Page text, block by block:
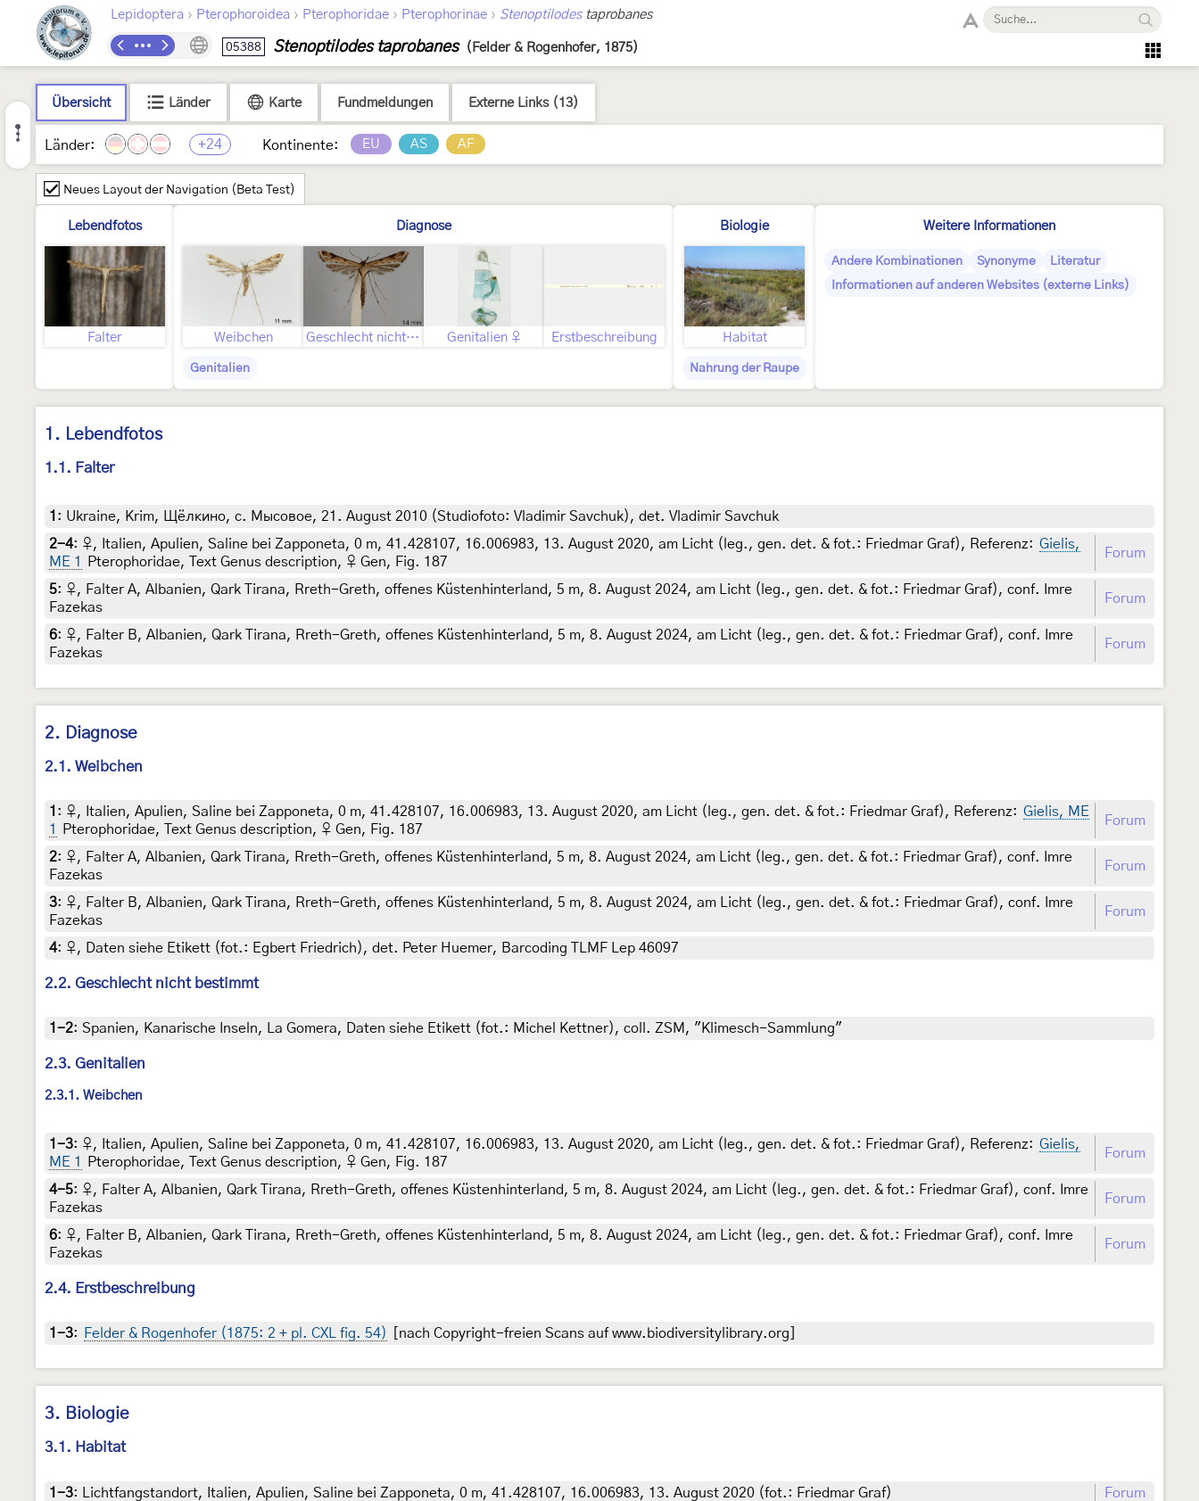
Lepidoptera › Pterophoroidea › Pterophoridae › Pterophorinae › Stenoptilodestaprobanes
05388 Stenoptilodes taprobanes (Felder & Rogenhofer, 1875)
Übersicht Länder Karte Fundmeldungen Externe Links (13)
Länder: +24 Kontinente: EU AS AF
Neues Layout der Navigation (Beta Test)
Lebendfotos
Falter
Diagnose
Weibchen Geschlecht nicht bestimmt Genitalien ♀ Erstbeschreibung
Genitalien
Biologie
Habitat
Nahrung der Raupe
Weitere Informationen
Andere Kombinationen Synonyme
Literatur
Informationen auf anderen Websites (externe Links)
1. Lebendfotos
1.1. Falter
1 : Ukraine, Krim, Щёлкино, с. Мысовое, 21. August 2010 (Studiofoto: Vladimir Savchuk), det. Vladimir Savchuk
2-4: ♀, Italien, Apulien, Saline bei Zapponeta, 0 m, 41.428107, 16.006983, 13. August 2020, am Licht (leg., gen. det. & fot.: Friedmar Graf), Referenz: Gielis,
ME 1
Pterophoridae, Text Genus description, ♀ Gen, Fig. 187
Forum
5: ♀, Falter A, Albanien, Qark Tirana, Rreth-Greth, offenes Küstenhinterland, 5 m, 8. August 2024, am Licht (leg., gen. det. & fot.: Friedmar Graf), conf. Imre
Fazekas
Forum
6: ♀, Falter B, Albanien, Qark Tirana, Rreth-Greth, offenes Küstenhinterland, 5 m, 8. August 2024, am Licht (leg., gen. det. & fot.: Friedmar Graf), conf. Imre
Fazekas
Forum
2. Diagnose
2.1. Weibchen
1 : ♀, Italien, Apulien, Saline bei Zapponeta, 0 m, 41.428107, 16.006983, 13. August 2020, am Licht (leg., gen. det. & fot.: Friedmar Graf), Referenz: Gielis, ME
1
Pterophoridae, Text Genus description, ♀ Gen, Fig. 187
Forum
2: ♀, Falter A, Albanien, Qark Tirana, Rreth-Greth, offenes Küstenhinterland, 5 m, 8. August 2024, am Licht (leg., gen. det. & fot.: Friedmar Graf), conf. Imre
Fazekas
Forum
3: ♀, Falter B, Albanien, Qark Tirana, Rreth-Greth, offenes Küstenhinterland, 5 m, 8. August 2024, am Licht (leg., gen. det. & fot.: Friedmar Graf), conf. Imre
Fazekas
Forum
4: ♀, Daten siehe Etikett (fot.: Egbert Friedrich), det. Peter Huemer, Barcoding TLMF Lep 46097
2.2. Geschlecht nicht bestimmt
1-2: Spanien, Kanarische Inseln, La Gomera, Daten siehe Etikett (fot.: Michel Kettner), coll. ZSM, "Klimesch-Sammlung"
2.3. Genitalien
2.3.1. Weibchen
1-3: ♀, Italien, Apulien, Saline bei Zapponeta, 0 m, 41.428107, 16.006983, 13. August 2020, am Licht (leg., gen. det. & fot.: Friedmar Graf), Referenz: Gielis,
ME 1
Pterophoridae, Text Genus description, ♀ Gen, Fig. 187
Forum
4-5: ♀, Falter A, Albanien, Qark Tirana, Rreth-Greth, offenes Küstenhinterland, 5 m, 8. August 2024, am Licht (leg., gen. det. & fot.: Friedmar Graf), conf. Imre
Fazekas
Forum
6: ♀, Falter B, Albanien, Qark Tirana, Rreth-Greth, offenes Küstenhinterland, 5 m, 8. August 2024, am Licht (leg., gen. det. & fot.: Friedmar Graf), conf. Imre
Fazekas
Forum
2.4. Erstbeschreibung
1-3: Felder & Rogenhofer (1875: 2 + pl. CXL fig. 54) [nach Copyright-freien Scans auf www.biodiversitylibrary.org]
3. Biologie
3.1. Habitat
1-3: Lichtfangstandort, Italien, Apulien, Saline bei Zapponeta, 0 m, 41.428107, 16.006983, 13. August 2020 (fot.: Friedmar Graf) Forum